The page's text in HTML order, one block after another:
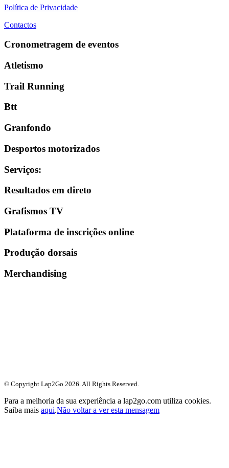
Política de Privacidade
Contactos
Cronometragem de eventos
Atletismo
Trail Running
Btt
Granfondo
Desportos motorizados
Serviços:
Resultados em direto
Grafismos TV
Plataforma de inscrições online
Produção dorsais
Merchandising
© Copyright Lap2Go 2026 . All Rights Reserved.
Para a melhoria da sua experiência a lap2go.com utiliza cookies.
Saiba mais aqui.Não voltar a ver esta mensagem